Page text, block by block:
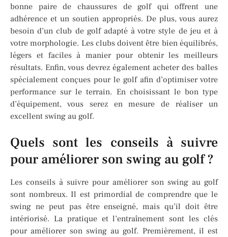
bonne paire de chaussures de golf qui offrent une
adhérence et un soutien appropriés. De plus, vous aurez
besoin d’un club de golf adapté à votre style de jeu et à
votre morphologie. Les clubs doivent être bien équilibrés,
légers et faciles à manier pour obtenir les meilleurs
résultats. Enfin, vous devrez également acheter des balles
spécialement conçues pour le golf afin d’optimiser votre
performance sur le terrain. En choisissant le bon type
d’équipement, vous serez en mesure de réaliser un
excellent swing au golf.
Quels sont les conseils à suivre
pour améliorer son swing au golf ?
Les conseils à suivre pour améliorer son swing au golf
sont nombreux. Il est primordial de comprendre que le
swing ne peut pas être enseigné, mais qu’il doit être
intériorisé. La pratique et l’entraînement sont les clés
pour améliorer son swing au golf. Premièrement, il est